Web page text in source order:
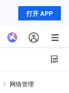
打开 APP
网络管理